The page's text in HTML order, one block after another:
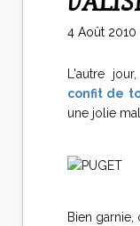
4 Août 2010
L'autre
confit de
une jolie
Bien